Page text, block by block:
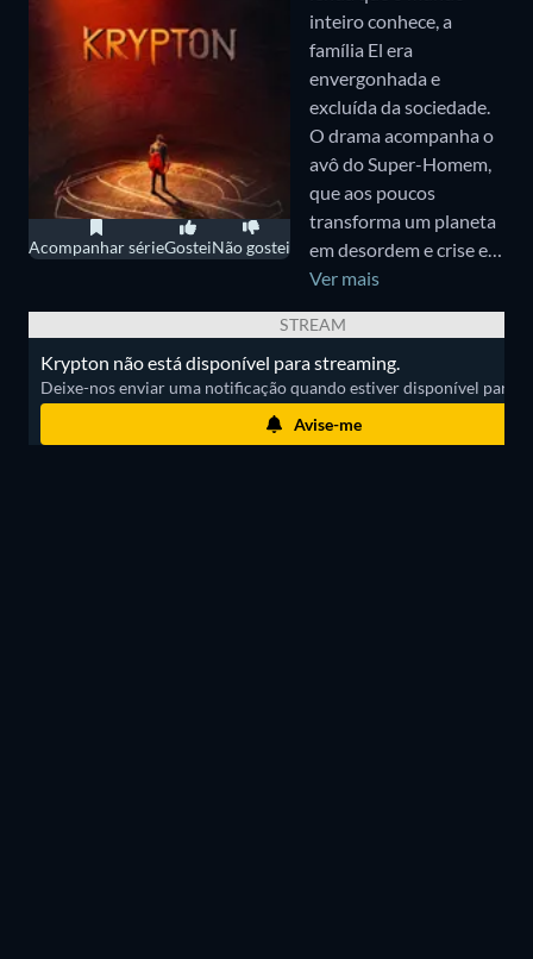
de um grande jornal
metropolitano, trava
uma batalha incessante
pela verdade, justiça e o
estilo de vida
americano."
Acompanhar sérieGosteiNão gostei
inteiro conhece, a
família El era
envergonhada e
excluída da sociedade.
O drama acompanha o
avô do Super-Homem,
que aos poucos
transforma um planeta
em desordem e crise em
um lugar com igualdade
e esperança.
Ver mais
STREAM
Krypton não está disponível para streaming.
Deixe-nos enviar uma notificação quando estiver disponível para
Avise-me